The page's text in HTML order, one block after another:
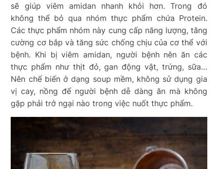
sẽ giúp viêm amidan nhanh khỏi hơn. Trong đó
không thể bỏ qua nhóm thực phẩm chứa Protein.
Các thực phẩm nhóm này cung cấp năng lượng, tăng
cường cơ bắp và tăng sức chống chịu của cơ thể với
bệnh. Khi bị viêm amidan, người bệnh nên ăn các
thực phẩm như thịt đỏ, gan động vật, trứng, sữa…
Nên chế biến ở dạng soup mềm, không sử dụng gia
vị cay, nồng để người bệnh dễ dàng ăn mà không
gặp phải trở ngại nào trong việc nuốt thực phẩm.